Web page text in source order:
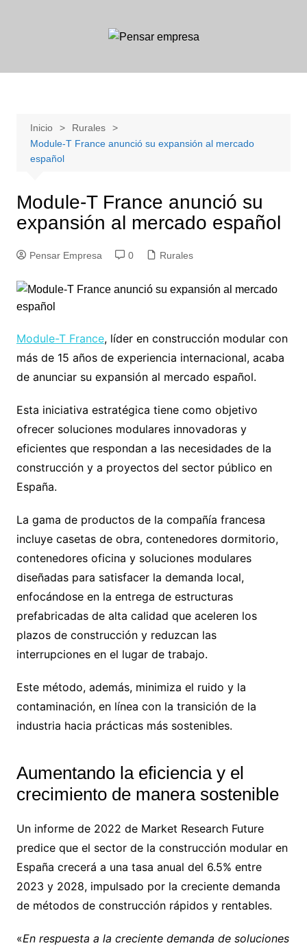
Inicio
Rurales
Module-T France anunció su expansión al mercado
español
Module-T France anunció su
expansión al mercado español
Pensar Empresa 0 Rurales
Module-T France, líder en construcción modular con
más de 15 años de experiencia internacional, acaba
de anunciar su expansión al mercado español.
Esta iniciativa estratégica tiene como objetivo
ofrecer soluciones modulares innovadoras y
eficientes que respondan a las necesidades de la
construcción y a proyectos del sector público en
España.
La gama de productos de la compañía francesa
incluye casetas de obra, contenedores dormitorio,
contenedores oficina y soluciones modulares
diseñadas para satisfacer la demanda local,
enfocándose en la entrega de estructuras
prefabricadas de alta calidad que aceleren los
plazos de construcción y reduzcan las
interrupciones en el lugar de trabajo.
Este método, además, minimiza el ruido y la
contaminación, en línea con la transición de la
industria hacia prácticas más sostenibles.
Aumentando la eficiencia y el
crecimiento de manera sostenible
Un informe de 2022 de Market Research Future
predice que el sector de la construcción modular en
España crecerá a una tasa anual del 6.5% entre
2023 y 2028, impulsado por la creciente demanda
de métodos de construcción rápidos y rentables.
«En respuesta a la creciente demanda de soluciones